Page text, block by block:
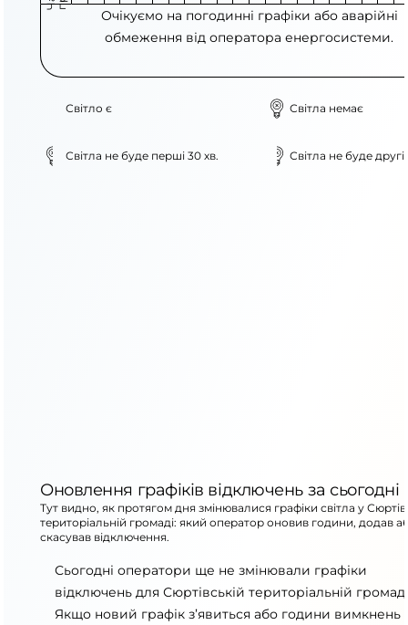
Очікуємо на погодинні графіки або аварійні
обмеження від оператора енергосистеми.
Світло є Світла немає
Світла не буде перші 30 хв. Світла не буде другі
Оновлення графіків відключень за сьогодні
Тут видно, як протягом дня змінювалися графіки світла у
територіальній громаді: який оператор оновив години, додав
скасував відключення.
Сьогодні оператори ще не змінювали графіки
відключень для Сюртівській територіальній
Якщо новий графік з’явиться або години вимкнень